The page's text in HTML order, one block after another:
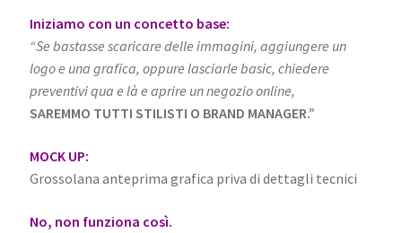
Iniziamo con un concetto base:
“Se bastasse scaricare delle immagini, aggiungere un
logo e una grafica, oppure lasciarle basic, chiedere
preventivi qua e là e aprire un negozio online,
SAREMMO TUTTI STILISTI O BRAND MANAGER.”
MOCK UP:
Grossolana anteprima grafica priva di dettagli tecnici
No, non funziona così.